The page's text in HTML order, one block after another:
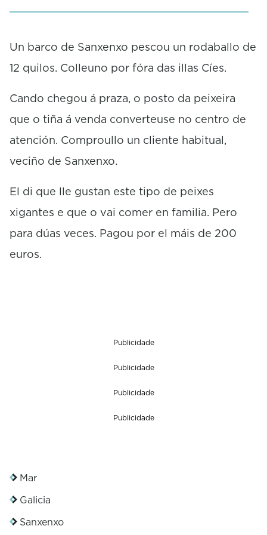
s
o
d
Un barco de Sanxenxo pescou un rodaballo de
12 quilos. Colleuno por fóra das illas Cíes.
Cando chegou á praza, o posto da peixeira
que o tiña á venda converteuse no centro de
atención. Comproullo un cliente habitual,
veciño de Sanxenxo.
El di que lle gustan este tipo de peixes
xigantes e que o vai comer en familia. Pero
para dúas veces. Pagou por el máis de 200
euros.
Publicidade
Publicidade
Publicidade
Publicidade
Mar
Galicia
Sanxenxo